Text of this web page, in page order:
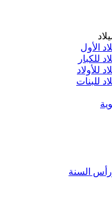
الأول
للكبار
للأولاد
للبنات
السنة